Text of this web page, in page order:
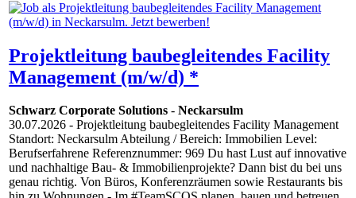
Projektleitung baubegleitendes Facility
Management (m/w/d) *
Schwarz Corporate Solutions - Neckarsulm
30.07.2026 - Projektleitung baubegleitendes Facility Management
Standort: Neckarsulm Abteilung / Bereich: Immobilien Level:
Berufserfahrene Referenznummer: 969 Du hast Lust auf innovative
und nachhaltige Bau- & Immobilienprojekte? Dann bist du bei uns
genau richtig. Von Büros, Konferenzräumen sowie Restaurants bis